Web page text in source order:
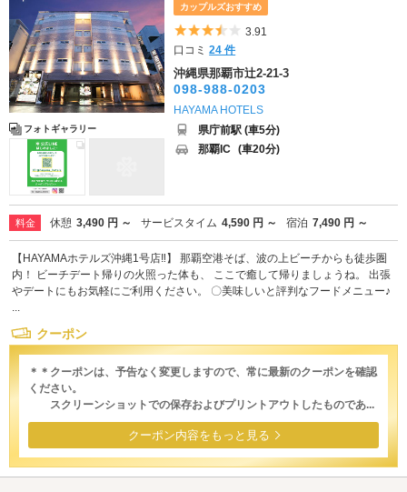
フォトギャラリー
カップルズおすすめ
5つ星のうち3.5
3.91
口コミ24 件
沖縄県那覇市辻2-21-3
098-988-0203
HAYAMA HOTELS
県庁前駅 (車5分)
那覇IC (車20分)
料金 休憩 3,490 円 ～ サービスタイム 4,590 円 ～ 宿泊 7,490 円 ～
【HAYAMAホテルズ沖縄1号店‼】 那覇空港そば、波の上ビーチからも徒歩圏
内！ ビーチデート帰りの火照った体も、 ここで癒して帰りましょうね。 出張
やデートにもお気軽にご利用ください。 〇美味しいと評判なフードメニュー♪
...
クーポン
＊＊クーポンは、予告なく変更しますので、常に最新のクーポンを確認
ください。
スクリーンショットでの保存およびプリントアウトしたものであ...
クーポン内容をもっと見る